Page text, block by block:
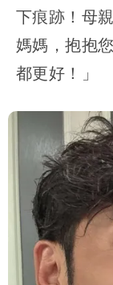
下痕跡！母
媽媽，抱抱
都更好！」